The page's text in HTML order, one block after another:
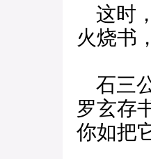
这时
火烧书
石三
罗玄存
你如把